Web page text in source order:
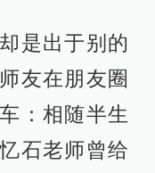
是出于别的
友在朋友圈
：相随半生
石老师曾给